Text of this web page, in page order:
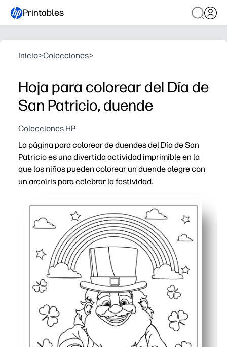
Printables
Inicio>Colecciones>
Hoja para colorear del Día de
San Patricio, duende
Colecciones HP
La página para colorear de duendes del Día de San
Patricio es una divertida actividad imprimible en la
que los niños pueden colorear un duende alegre con
un arcoíris para celebrar la festividad.
Apoya el desarrollo de la motricidad fina a través de
Fácil de imprimir y usar al instante para eventos en el
Mantiene a los niños entretenidos con un tema
Ideal para actividades en el aula, momentos de